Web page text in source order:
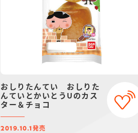
おしりたんてい おしりた
んていとかいとうUのカス
ター＆チョコ
2019.10.1 発売